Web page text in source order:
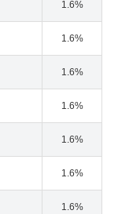
1.6%
1.6%
1.6%
1.6%
1.6%
1.6%
1.6%